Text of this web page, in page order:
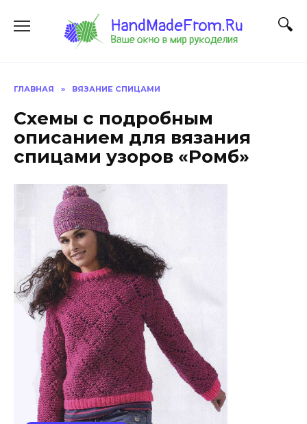
содержанию
ГЛАВНАЯ » ВЯЗАНИЕ СПИЦАМИ
Схемы с подробным
описанием для вязания
спицами узоров «Ромб»